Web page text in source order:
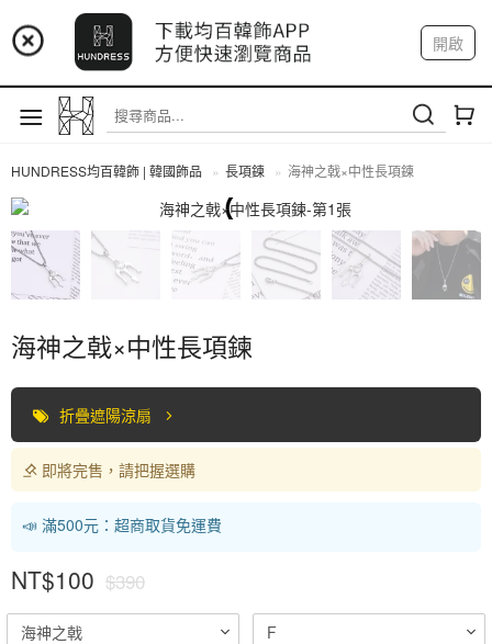
📢 市集預告：9/4-9/6 淡水捷運站
📢 市集預告：9/12-9/13 八里海巡基地
📢 市集預告：8/22-8/23 桃園青埔置地廣場
開啟
註冊 我的帳戶
HUNDRESS均百韓飾 | 韓國飾品 長項鍊 海神之戟×中性長項鍊
海神之戟×中性長項鍊
折疊遮陽涼扇
即將完售，請把握選購
📣 滿500元：超商取貨免運費
NT$100 $390
海神之戟 F